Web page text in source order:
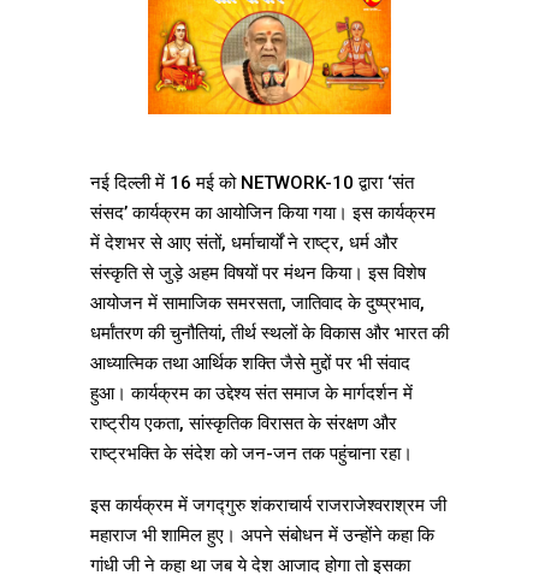
नई दिल्ली में 16 मई को NETWORK-10 द्वारा ‘संत
संसद’ कार्यक्रम का आयोजिन किया गया। इस कार्यक्रम
में देशभर से आए संतों, धर्माचार्यों ने राष्ट्र, धर्म और
संस्कृति से जुड़े अहम विषयों पर मंथन किया। इस विशेष
आयोजन में सामाजिक समरसता, जातिवाद के दुष्प्रभाव,
धर्मांतरण की चुनौतियां, तीर्थ स्थलों के विकास और भारत की
आध्यात्मिक तथा आर्थिक शक्ति जैसे मुद्दों पर भी संवाद
हुआ। कार्यक्रम का उद्देश्य संत समाज के मार्गदर्शन में
राष्ट्रीय एकता, सांस्कृतिक विरासत के संरक्षण और
राष्ट्रभक्ति के संदेश को जन-जन तक पहुंचाना रहा।
इस कार्यक्रम में जगद्गुरु शंकराचार्य राजराजेश्वराश्रम जी
महाराज भी शामिल हुए। अपने संबोधन में उन्होंने कहा कि
गांधी जी ने कहा था जब ये देश आजाद होगा तो इसका